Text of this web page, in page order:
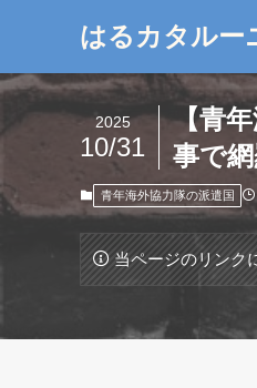
はるカタルー
【青
事で
2025
10/31
青年海外協力隊の派遣国
当ページのリンク